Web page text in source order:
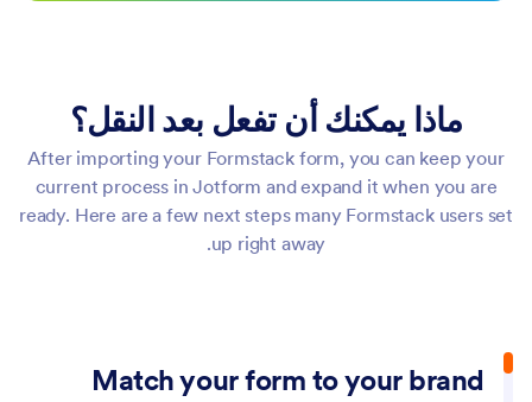
ماذا يمكنك أن تفعل بعد النقل؟
After importing your Formstack form, you can keep your
current process in Jotform and expand it when you are
ready. Here are a few next steps many Formstack users set
up right away.
Match your form to your brand